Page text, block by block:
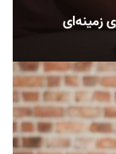
زمینه‌ای